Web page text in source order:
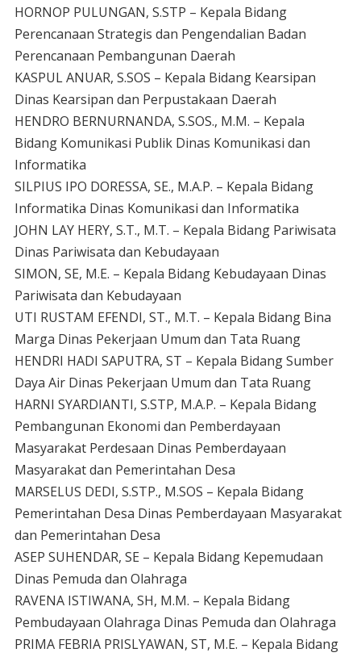
HORNOP PULUNGAN, S.STP – Kepala Bidang
Perencanaan Strategis dan Pengendalian Badan
Perencanaan Pembangunan Daerah
KASPUL ANUAR, S.SOS – Kepala Bidang Kearsipan
Dinas Kearsipan dan Perpustakaan Daerah
HENDRO BERNURNANDA, S.SOS., M.M. – Kepala
Bidang Komunikasi Publik Dinas Komunikasi dan
Informatika
SILPIUS IPO DORESSA, SE., M.A.P. – Kepala Bidang
Informatika Dinas Komunikasi dan Informatika
JOHN LAY HERY, S.T., M.T. – Kepala Bidang Pariwisata
Dinas Pariwisata dan Kebudayaan
SIMON, SE, M.E. – Kepala Bidang Kebudayaan Dinas
Pariwisata dan Kebudayaan
UTI RUSTAM EFENDI, ST., M.T. – Kepala Bidang Bina
Marga Dinas Pekerjaan Umum dan Tata Ruang
HENDRI HADI SAPUTRA, ST – Kepala Bidang Sumber
Daya Air Dinas Pekerjaan Umum dan Tata Ruang
HARNI SYARDIANTI, S.STP, M.A.P. – Kepala Bidang
Pembangunan Ekonomi dan Pemberdayaan
Masyarakat Perdesaan Dinas Pemberdayaan
Masyarakat dan Pemerintahan Desa
MARSELUS DEDI, S.STP., M.SOS – Kepala Bidang
Pemerintahan Desa Dinas Pemberdayaan Masyarakat
dan Pemerintahan Desa
ASEP SUHENDAR, SE – Kepala Bidang Kepemudaan
Dinas Pemuda dan Olahraga
RAVENA ISTIWANA, SH, M.M. – Kepala Bidang
Pembudayaan Olahraga Dinas Pemuda dan Olahraga
PRIMA FEBRIA PRISLYAWAN, ST, M.E. – Kepala Bidang